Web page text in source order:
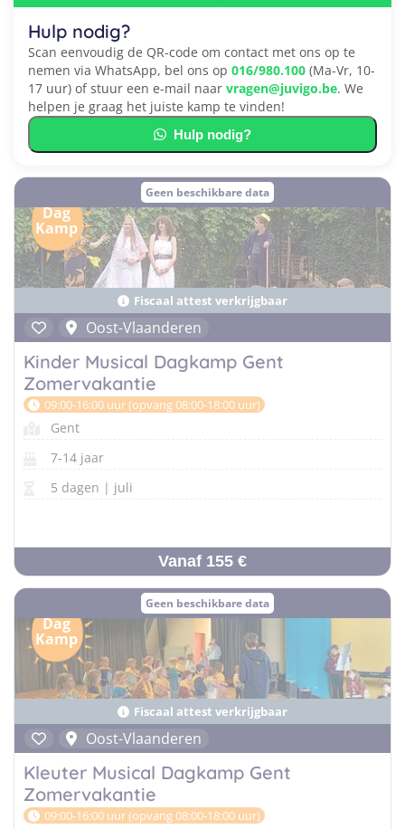
Hulp nodig?
Scan eenvoudig de QR-code om contact met ons op te
nemen via WhatsApp, bel ons op 016/980.100 (Ma-Vr, 10-
17 uur) of stuur een e-mail naar vragen@juvigo.be. We
helpen je graag het juiste kamp te vinden!
Hulp nodig?
Geen beschikbare data
Dag
Kamp
Fiscaal attest verkrijgbaar
Oost-Vlaanderen
Kinder Musical Dagkamp Gent
Zomervakantie
09:00-16:00 uur (opvang 08:00-18:00 uur)
Gent
7-14 jaar
5 dagen | juli
Vanaf 155 €
Geen beschikbare data
Dag
Kamp
Fiscaal attest verkrijgbaar
Oost-Vlaanderen
Kleuter Musical Dagkamp Gent
Zomervakantie
09:00-16:00 uur (opvang 08:00-18:00 uur)